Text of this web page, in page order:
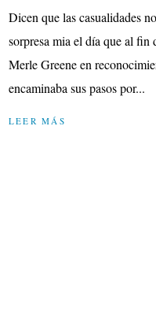
Dicen que las casualidades
sorpresa mia el día que al
Merle Greene en
encaminaba sus pasos por...
LEER MÁS